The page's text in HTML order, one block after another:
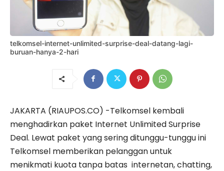
telkomsel-internet-unlimited-surprise-deal-datang-lagi-
buruan-hanya-2-hari
JAKARTA (RIAUPOS.CO) -Telkomsel kembali
menghadirkan paket Internet Unlimited Surprise
Deal. Lewat paket yang sering ditunggu-tunggu ini
Telkomsel memberikan pelanggan untuk
menikmati kuota tanpa batas internetan, chatting,